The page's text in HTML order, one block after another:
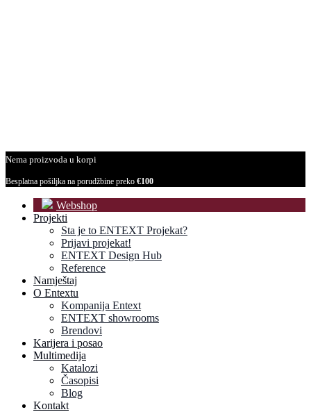
Nema proizvoda u korpi
Besplatna pošiljka na porudžbine preko €100
Webshop
Projekti
Sta je to ENTEXT Projekat?
Prijavi projekat!
ENTEXT Design Hub
Reference
Namještaj
O Entextu
Kompanija Entext
ENTEXT showrooms
Brendovi
Karijera i posao
Multimedija
Katalozi
Časopisi
Blog
Kontakt